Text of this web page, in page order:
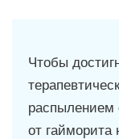
Чтобы
распылением
от гайморита